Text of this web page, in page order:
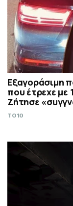
Εξαγοράσιμη
που έτρεχε με
Ζήτησε
TO10